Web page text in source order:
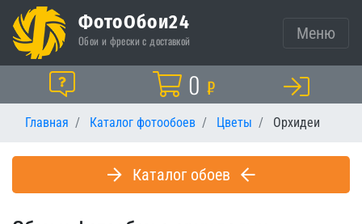
ФотоОбои24
Обои и фрески с доставкой Меню
Помощь Корзина
0 ₽
Главная Каталог фотообоев Цветы Орхидеи
Каталог обоев